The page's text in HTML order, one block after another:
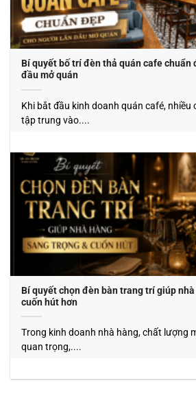
Bí quyết bố trí đèn thả quán cafe chuẩn
đầu mở quán
Khi bắt đầu kinh doanh quán café,
tập trung vào....
Bí quyết chọn đèn bàn trang trí giúp
cuốn hút hơn
Trong kinh doanh nhà hàng, chất lượng
quan trọng,....